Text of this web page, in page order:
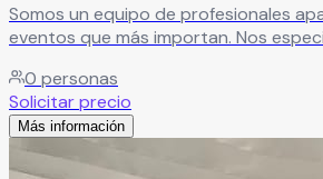
Somos un equipo de profesionales
eventos que más importan. Nos
dedicación para que tu celebración
como la soñaste — o mejor.
0 personas
Solicitar precio
Más información